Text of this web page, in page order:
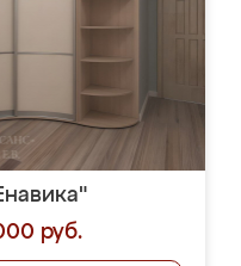
руб.